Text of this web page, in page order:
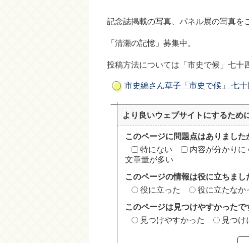
記念誌掲載の写真、パネル展の写真を
「清瀬の記憶」募集中。
投稿方法については「市史で候」七十
市史編さん草子「市史で候」 七
より良いウェブサイトにするため
このページに問題点はありました
特にない
内容が分かりに
文章量が多い
このページの情報は役に立ちまし
役に立った
役に立たなか
このページは見つけやすかったで
見つけやすかった
見つけ